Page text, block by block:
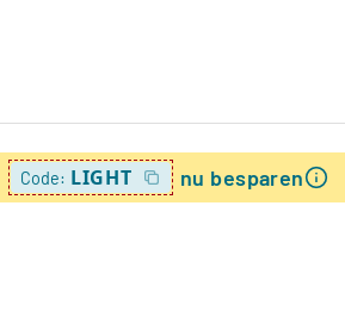
Code: LIGHT nu besparen